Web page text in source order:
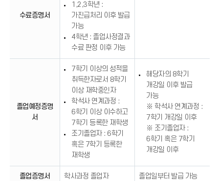
수료증명서
1,2,3학년 :
가진급처리 이후 발급
가능
4학년 : 졸업사정결과
수료 판정 이후 가능
졸업예정증명
서
7학기 이상의 성적을
취득한자로서 8학기
이상 재학중인자
학석사 연계과정 :
6학기 이상 이수하고
7학기 등록한 재학생
조기졸업자 : 6학기
혹은 7학기 등록한
재학생
해당자의 8학기
개강일 이후 발급
가능
※ 학석사 연계과정 :
7학기 개강일 이후
※ 조기졸업자 :
6학기 혹은 7학기
개강일 이후
졸업증명서 학사과정 졸업자 졸업일부터 발급 가능